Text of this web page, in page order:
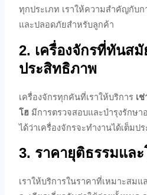
ทุกประเภท เราให้ความสำคัญกับ
และปลอดภัยสำหรับลูกค้า
2. เครื่องจักรที่ทันส
ประสิทธิภาพ
เครื่องจักรทุกคันที่เราให้บริการ เ
โฮ มีการตรวจสอบและบำรุงรักษา
ได้ว่าเครื่องจักรจะทำงานได้เต็ม
3. ราคายุติธรรมและ
เราให้บริการในราคาที่เหมาะสมแ